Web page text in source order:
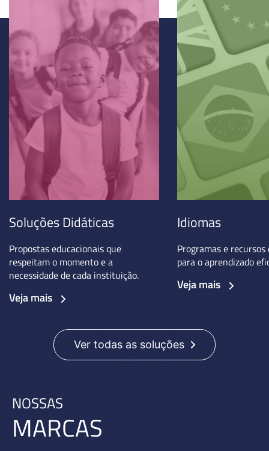
Soluções Didáticas
Propostas educacionais que
respeitam o momento e a
necessidade de cada instituição.
Veja mais
Idiomas
Programas e
para o aprendizado
Veja mais
Ver todas as soluções
NOSSAS
MARCAS